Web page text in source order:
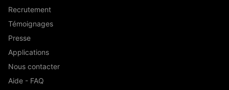
Recrutement
Témoignages
Presse
Applications
Nous contacter
Aide - FAQ